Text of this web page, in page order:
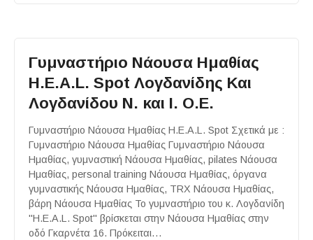
Γυμναστήριο Νάουσα Ημαθίας
H.E.A.L. Spot Λογδανίδης Και
Λογδανίδου Ν. και Ι. Ο.Ε.
Γυμναστήριο Νάουσα Ημαθίας H.E.A.L. Spot Σχετικά με :
Γυμναστήριο Νάουσα Ημαθίας Γυμναστήριο Νάουσα
Ημαθίας, γυμναστική Νάουσα Ημαθίας, pilates Νάουσα
Ημαθίας, personal training Νάουσα Ημαθίας, όργανα
γυμναστικής Νάουσα Ημαθίας, TRX Νάουσα Ημαθίας,
βάρη Νάουσα Ημαθίας Το γυμναστήριο του κ. Λογδανίδη
"H.E.A.L. Spot" βρίσκεται στην Νάουσα Ημαθίας στην
οδό Γκαρνέτα 16. Πρόκειται…